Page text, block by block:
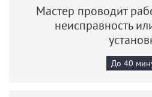
Мастер проводит
неисправность
До 40